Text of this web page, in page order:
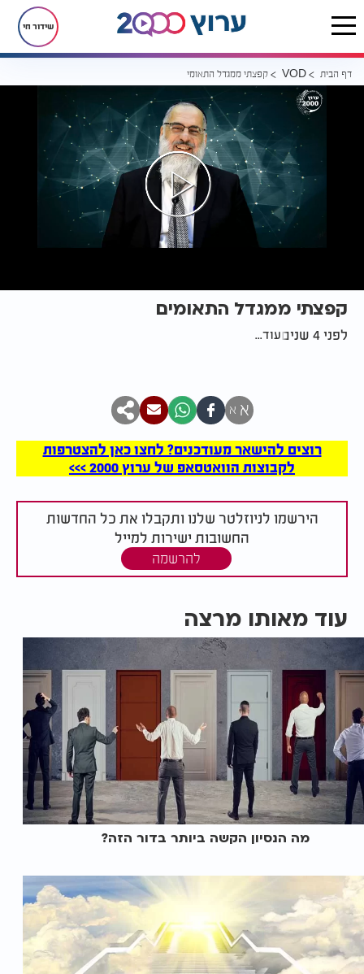
שידור חי
דף הבית VOD קפצתי ממגדל התאומים
קפצתי ממגדל התאומים
לפני 4 שנים עוד...
א א
רוצים להישאר מעודכנים? לחצו כאן להצטרפות
לקבוצות הוואטסאפ של ערוץ 2000 >>>
הירשמו לניוזלטר שלנו ותקבלו את כל החדשות
החשובות ישירות למייל
להרשמה
עוד מאותו מרצה
מה הנסיון הקשה ביותר בדור הזה?